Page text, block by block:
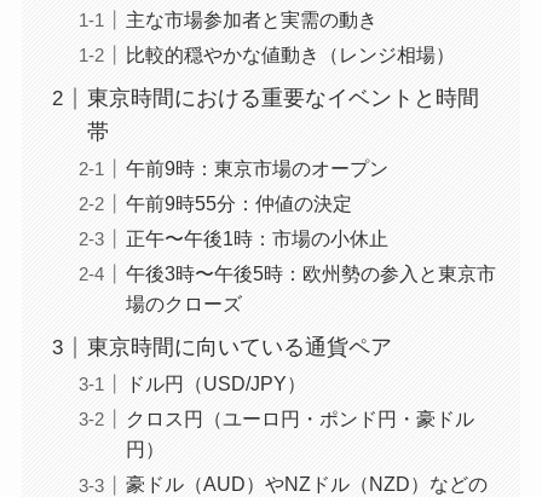
主な市場参加者と実需の動き
比較的穏やかな値動き（レンジ相場）
東京時間における重要なイベントと時間
帯
午前9時：東京市場のオープン
午前9時55分：仲値の決定
正午〜午後1時：市場の小休止
午後3時〜午後5時：欧州勢の参入と東京市
場のクローズ
東京時間に向いている通貨ペア
ドル円（USD/JPY）
クロス円（ユーロ円・ポンド円・豪ドル
円）
豪ドル（AUD）やNZドル（NZD）などの